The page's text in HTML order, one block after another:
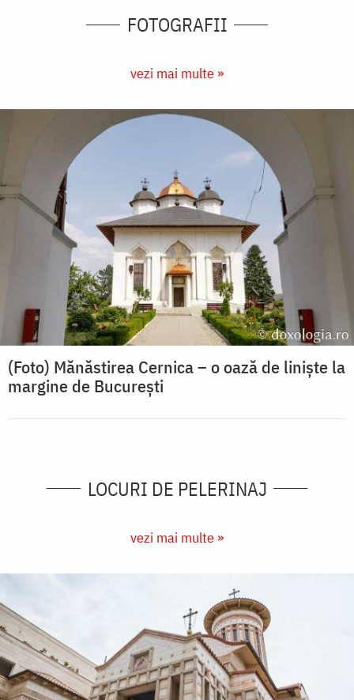
FOTOGRAFII
vezi mai multe »
(Foto) Mănăstirea Cernica – o oază de liniște la
margine de București
LOCURI DE PELERINAJ
vezi mai multe »